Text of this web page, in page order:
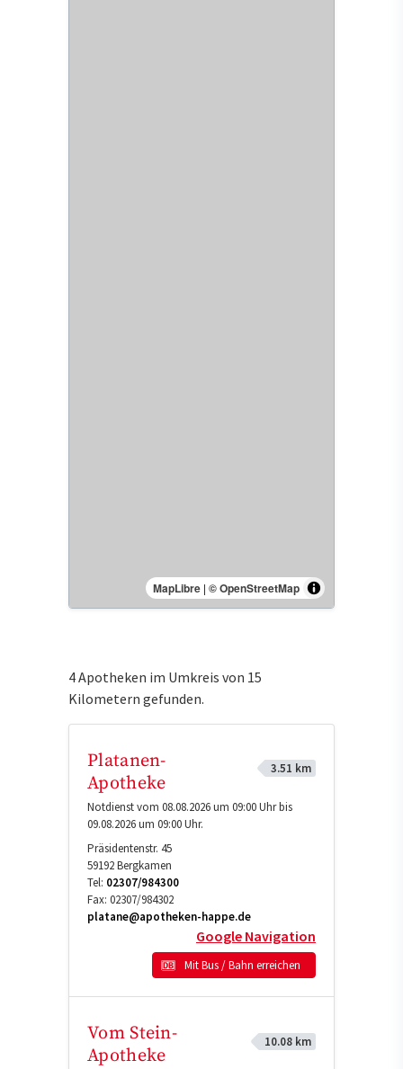
MapLibre | © OpenStreetMap
4 Apotheken im Umkreis von 15
Kilometern gefunden.
Platanen-
Apotheke
3.51 km
Notdienst vom 08.08.2026 um 09:00 Uhr bis
09.08.2026 um 09:00 Uhr.
Präsidentenstr. 45
59192Bergkamen
Tel: 02307/984300
Fax: 02307/984302
platane@apotheken-happe.de
Google Navigation
Mit Bus / Bahn erreichen
Vom Stein-
Apotheke
10.08 km